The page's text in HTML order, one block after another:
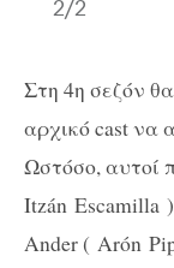
2/2
Στη 4η σεζόν
αρχικό cast να
Ωστόσο, αυτοί
Itzán Escamilla
Ander ( Arón